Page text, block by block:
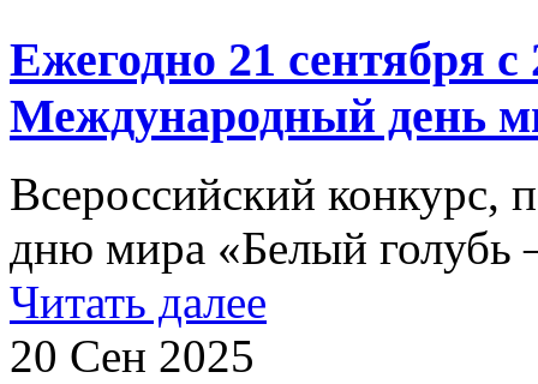
Ежегодно 21 сентября с
Международный день
Всероссийский
дню мира «Белый голубь
Читать далее
20 Сен 2025